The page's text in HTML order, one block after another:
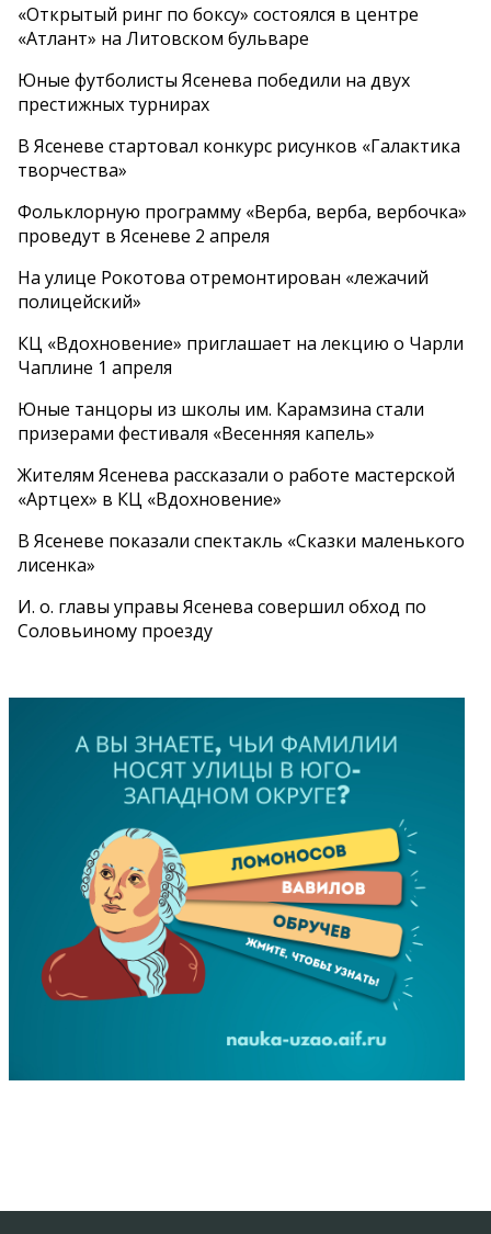
«Открытый ринг по боксу» состоялся в центре
«Атлант» на Литовском бульваре
Юные футболисты Ясенева победили на двух
престижных турнирах
В Ясеневе стартовал конкурс рисунков «Галактика
творчества»
Фольклорную программу «Верба, верба, вербочка»
проведут в Ясеневе 2 апреля
На улице Рокотова отремонтирован «лежачий
полицейский»
КЦ «Вдохновение» приглашает на лекцию о Чарли
Чаплине 1 апреля
Юные танцоры из школы им. Карамзина стали
призерами фестиваля «Весенняя капель»
Жителям Ясенева рассказали о работе мастерской
«Артцех» в КЦ «Вдохновение»
В Ясеневе показали спектакль «Сказки маленького
лисенка»
И. о. главы управы Ясенева совершил обход по
Соловьиному проезду